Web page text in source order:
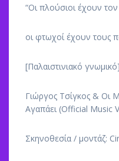
“Οι πλούσιοι έχουν
οι φτωχοί έχουν τους
[Παλαιστινιακό γνωμικό]
Γιώργος Τσίγκος & Οι
Αγαπάει (Official Music
Σκηνοθεσία / μοντάζ: